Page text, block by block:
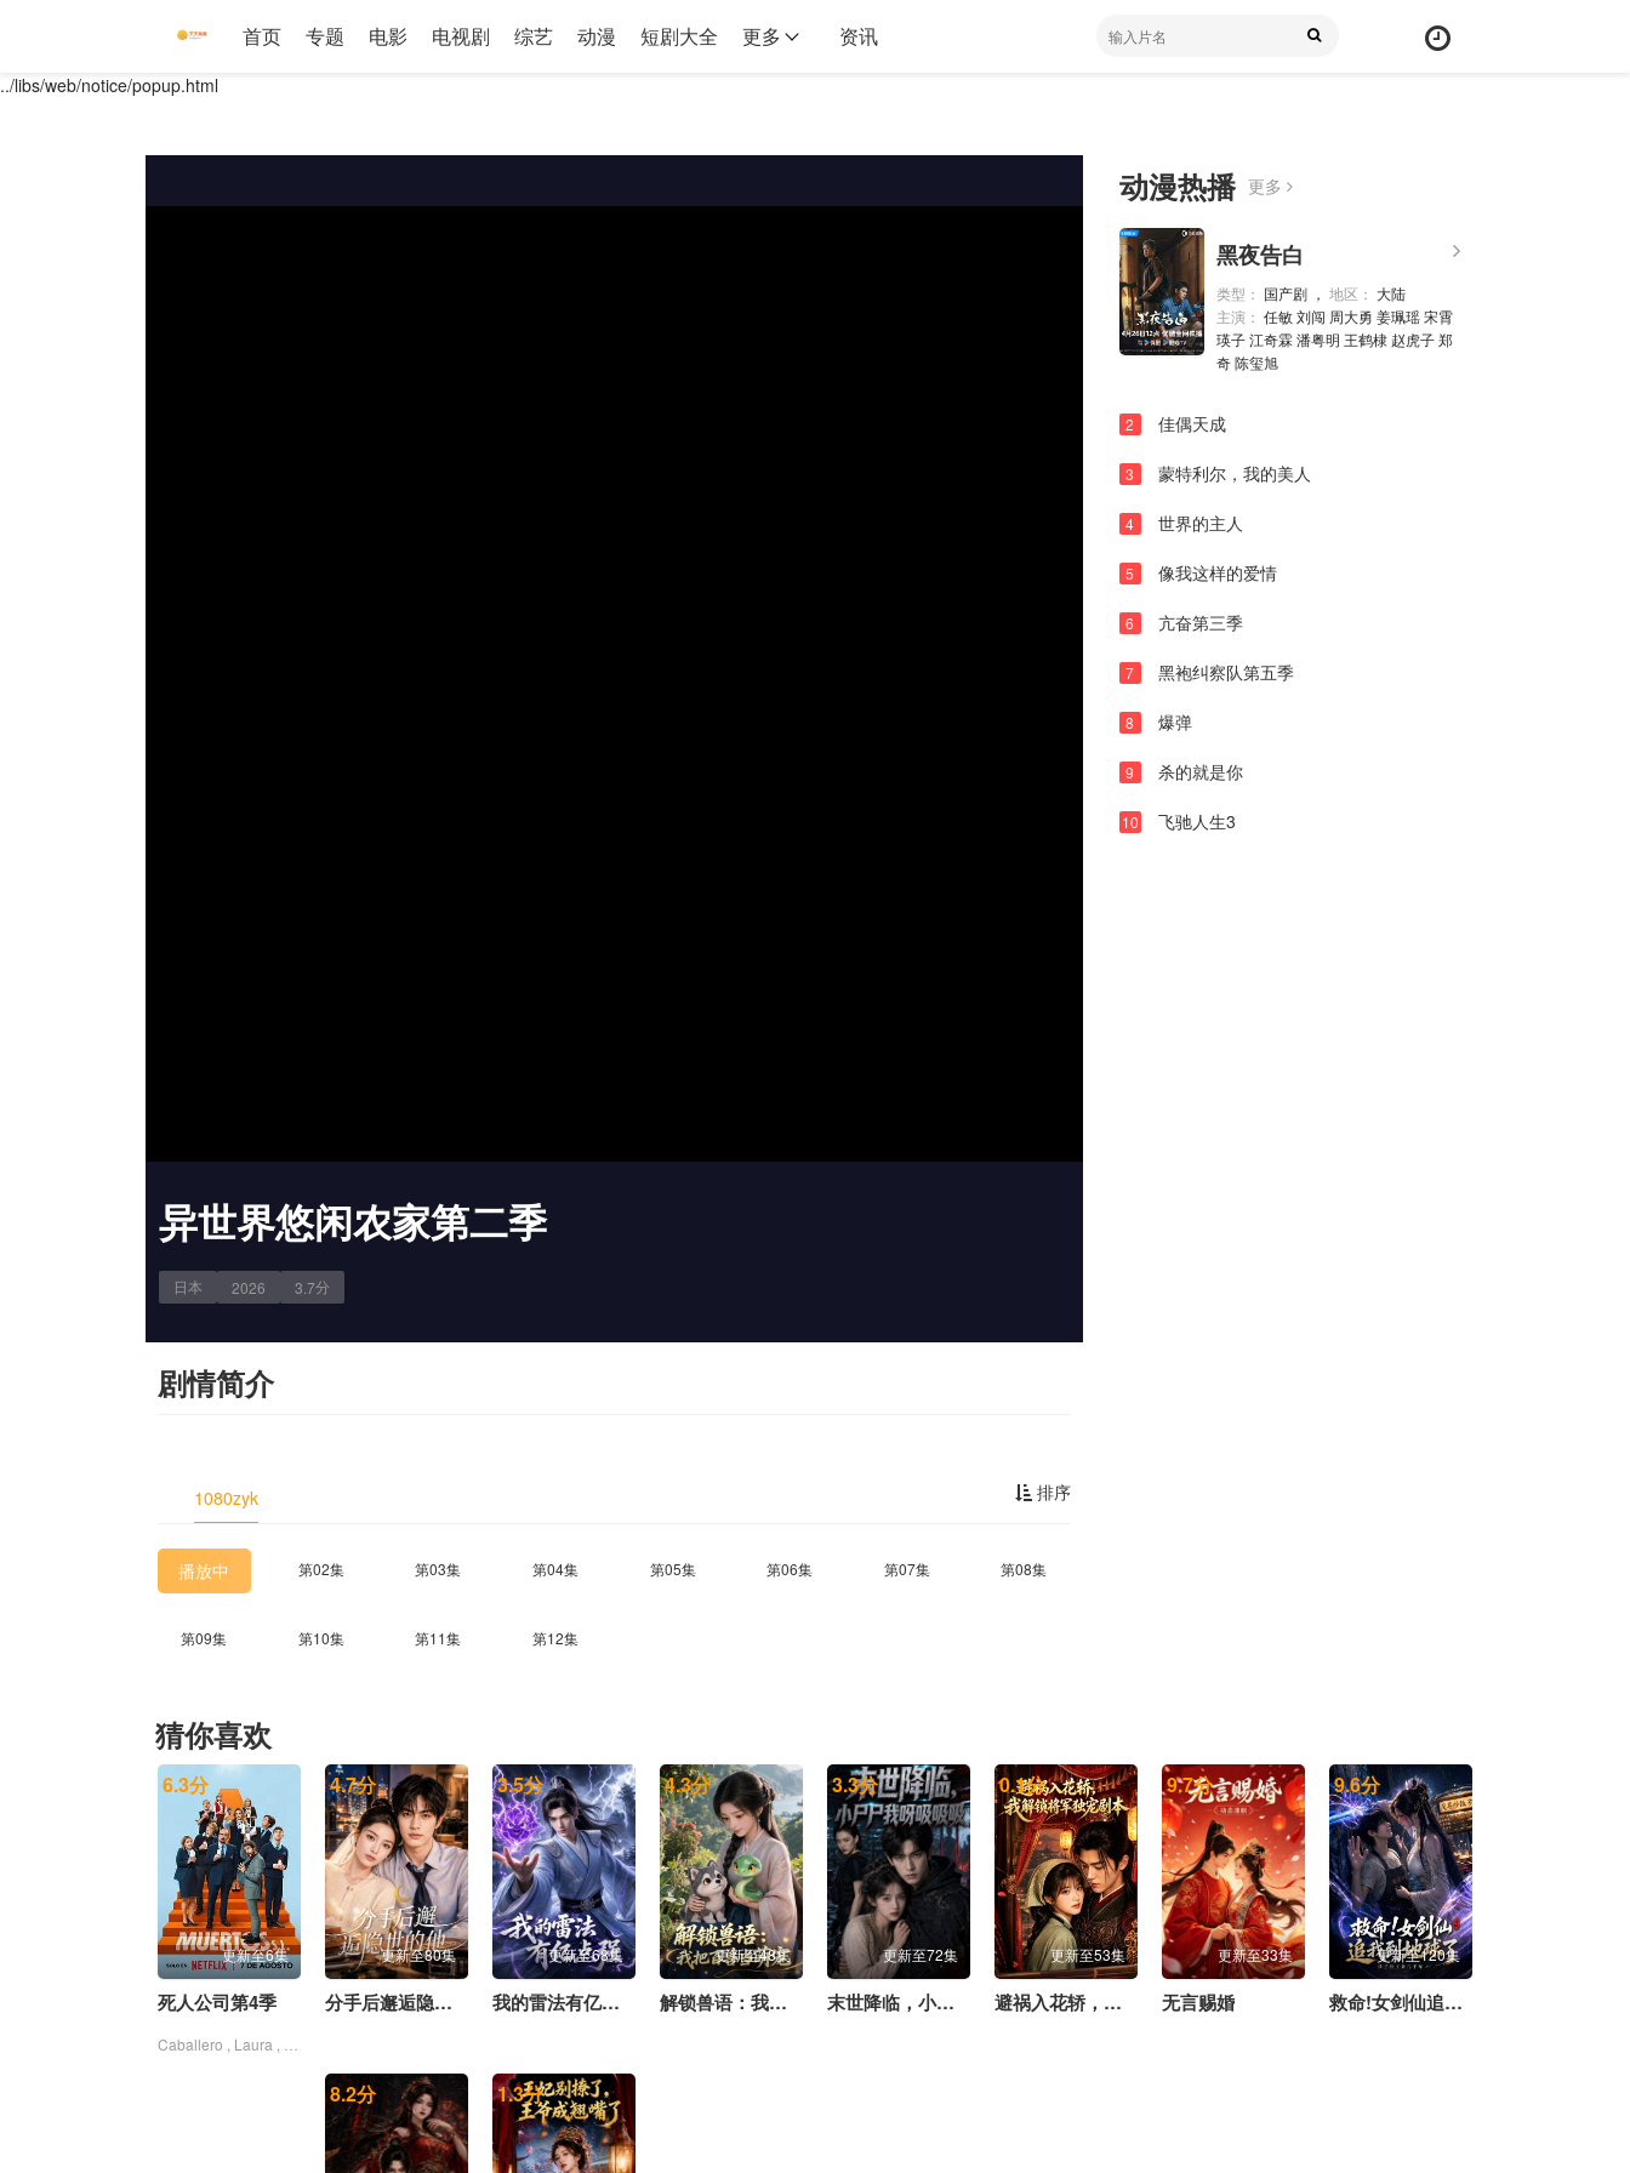
首页 专题 电影 电视剧 综艺 动漫 短剧大全 更多 资讯
../libs/web/notice/popup.html
第01集
第02集
第03集
第04集
第06集
第07集
第08集
第09集
第10集
弹
幕
颜
色
异世界悠闲农家第二季
日本 2026 3.7分
剧情简介
排序
1080zyk
播放中 第02集 第03集 第04集 第05集 第06集 第07集 第08集
第09集 第10集 第11集 第12集
动漫热播 更多
黑夜告白
类型： 国产剧 ， 地区： 大陆
主演： 任敏 刘闯 周大勇 姜珮瑶 宋霄
瑛子 江奇霖 潘粤明 王鹤棣 赵虎子 郑
奇 陈玺旭
2 佳偶天成
3 蒙特利尔，我的美人
4 世界的主人
5 像我这样的爱情
6 亢奋第三季
7 黑袍纠察队第五季
8 爆弹
9 杀的就是你
10 飞驰人生3
猜你喜欢
6.3分
更新至6集
死人公司第4季
4.7分
更新至80集
分手后邂逅隐世的他
3.5分
更新至68集
我的雷法有亿点强
4.3分
更新至48集
解锁兽语：我把百兽当萌宠
3.3分
更新至72集
末世降临，小尸尸我呀吸吸吸
0.1分
更新至53集
避祸入花轿，我解锁将军独宠剧本
9.7分
更新至33集
无言赐婚
9.6分
更新至120集
救命!女剑仙追到地球了
8.2分 1.3分